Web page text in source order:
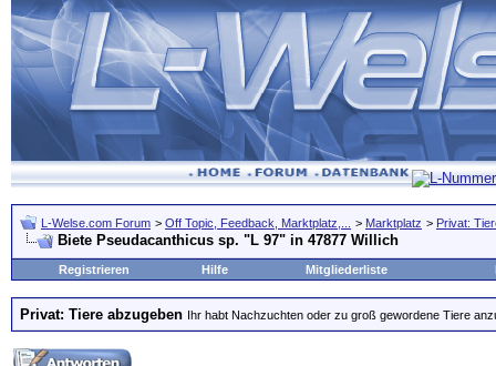
L-Welse.com Forum > Off Topic, Feedback, Marktplatz,... > Marktplatz > Privat:
Biete Pseudacanthicus sp. "L 97" in 47877 Willich
Registrieren Hilfe Mitgliederliste
Privat: Tiere abzugeben Ihr habt Nachzuchten oder zu groß gewordene Tiere